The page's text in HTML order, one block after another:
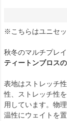
※こちらはユニセッ
秋冬のマルチプレ
ティートンブロス
表地はストレッチ
性、ストレッチ性
用しています。物
温性にウェイトを